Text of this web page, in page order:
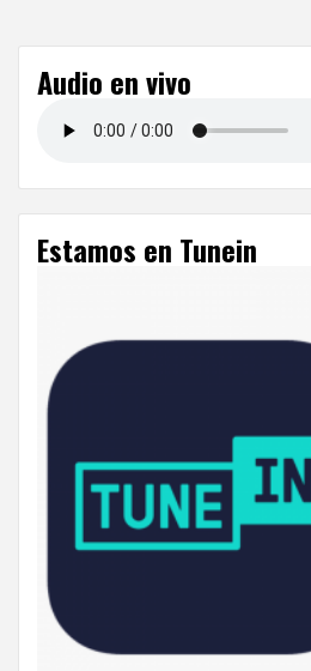
Audio en vivo
Estamos en Tunein